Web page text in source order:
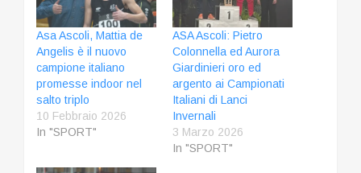
Asa Ascoli, Mattia de
Angelis è il nuovo
campione italiano
promesse indoor nel
salto triplo
10 Febbraio 2026
In "SPORT"
ASA Ascoli: Pietro
Colonnella ed Aurora
Giardinieri oro ed
argento ai Campionati
Italiani di Lanci
Invernali
3 Marzo 2026
In "SPORT"